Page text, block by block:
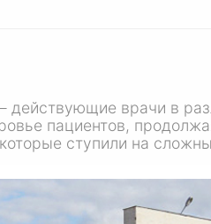
врачи в
пациентов,
ступили на